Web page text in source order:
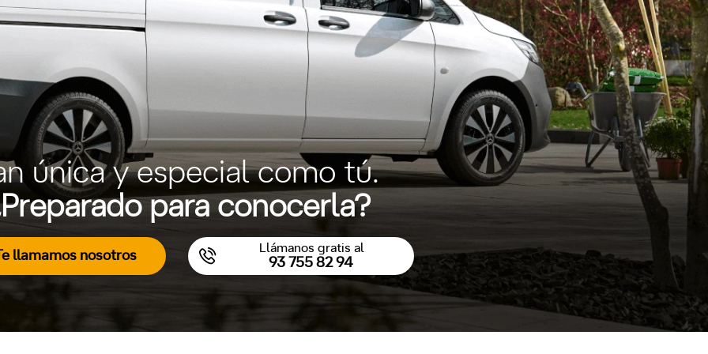
única y especial como tú.
para conocerla?
llamamos nosotros
Llámanos gratis al
93 755 82 94